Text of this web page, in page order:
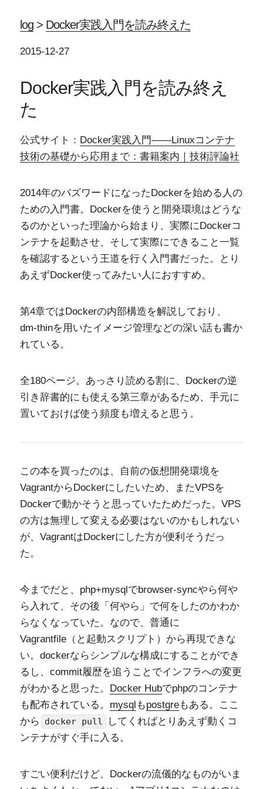
log> Docker実践入門を読み終えた
2015-12-27
Docker実践入門を読み終え
た
公式サイト： Docker実践入門――Linuxコンテナ
技術の基礎から応用まで：書籍案内｜技術評論社
2014年のバズワードになったDockerを始める人の
ための入門書。Dockerを使うと開発環境はどうな
るのかといった理論から始まり、実際にDockerコ
ンテナを起動させ、そして実際にできること一覧
を確認するという王道を行く入門書だった。とり
あえずDocker使ってみたい人におすすめ。
第4章ではDockerの内部構造を解説しており、
dm-thinを用いたイメージ管理などの深い話も書か
れている。
全180ページ。あっさり読める割に、Dockerの逆
引き辞書的にも使える第三章があるため、手元に
置いておけば使う頻度も増えると思う。
この本を買ったのは、自前の仮想開発環境を
VagrantからDockerにしたいため、またVPSを
Dockerで動かそうと思っていたためだった。VPS
の方は無理して変える必要はないのかもしれない
が、VagrantはDockerにした方が便利そうだっ
た。
今までだと、php+mysqlでbrowser-syncやら何や
ら入れて、その後「何やら」で何をしたのかわか
らなくなっていた。なので、普通に
Vagrantfile（と起動スクリプト）から再現できな
い。dockerならシンプルな構成にすることができ
るし、commit履歴を追うことでインフラへの変更
がわかると思った。 Docker Hubでphpのコンテナ
も配布されている。 mysql もpostgreもある。ここ
から
docker pull
してくればとりあえず動くコ
ンテナがすぐ手に入る。
すごい便利だけど、Dockerの流儀的なものがいま